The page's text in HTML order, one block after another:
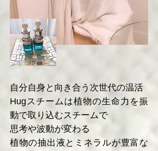
自分自身と向き合う次世代の温活
Hugスチームは植物の生命力を振
動で取り込むスチームで
思考や波動が変わる
植物の抽出液とミネラルが豊富な